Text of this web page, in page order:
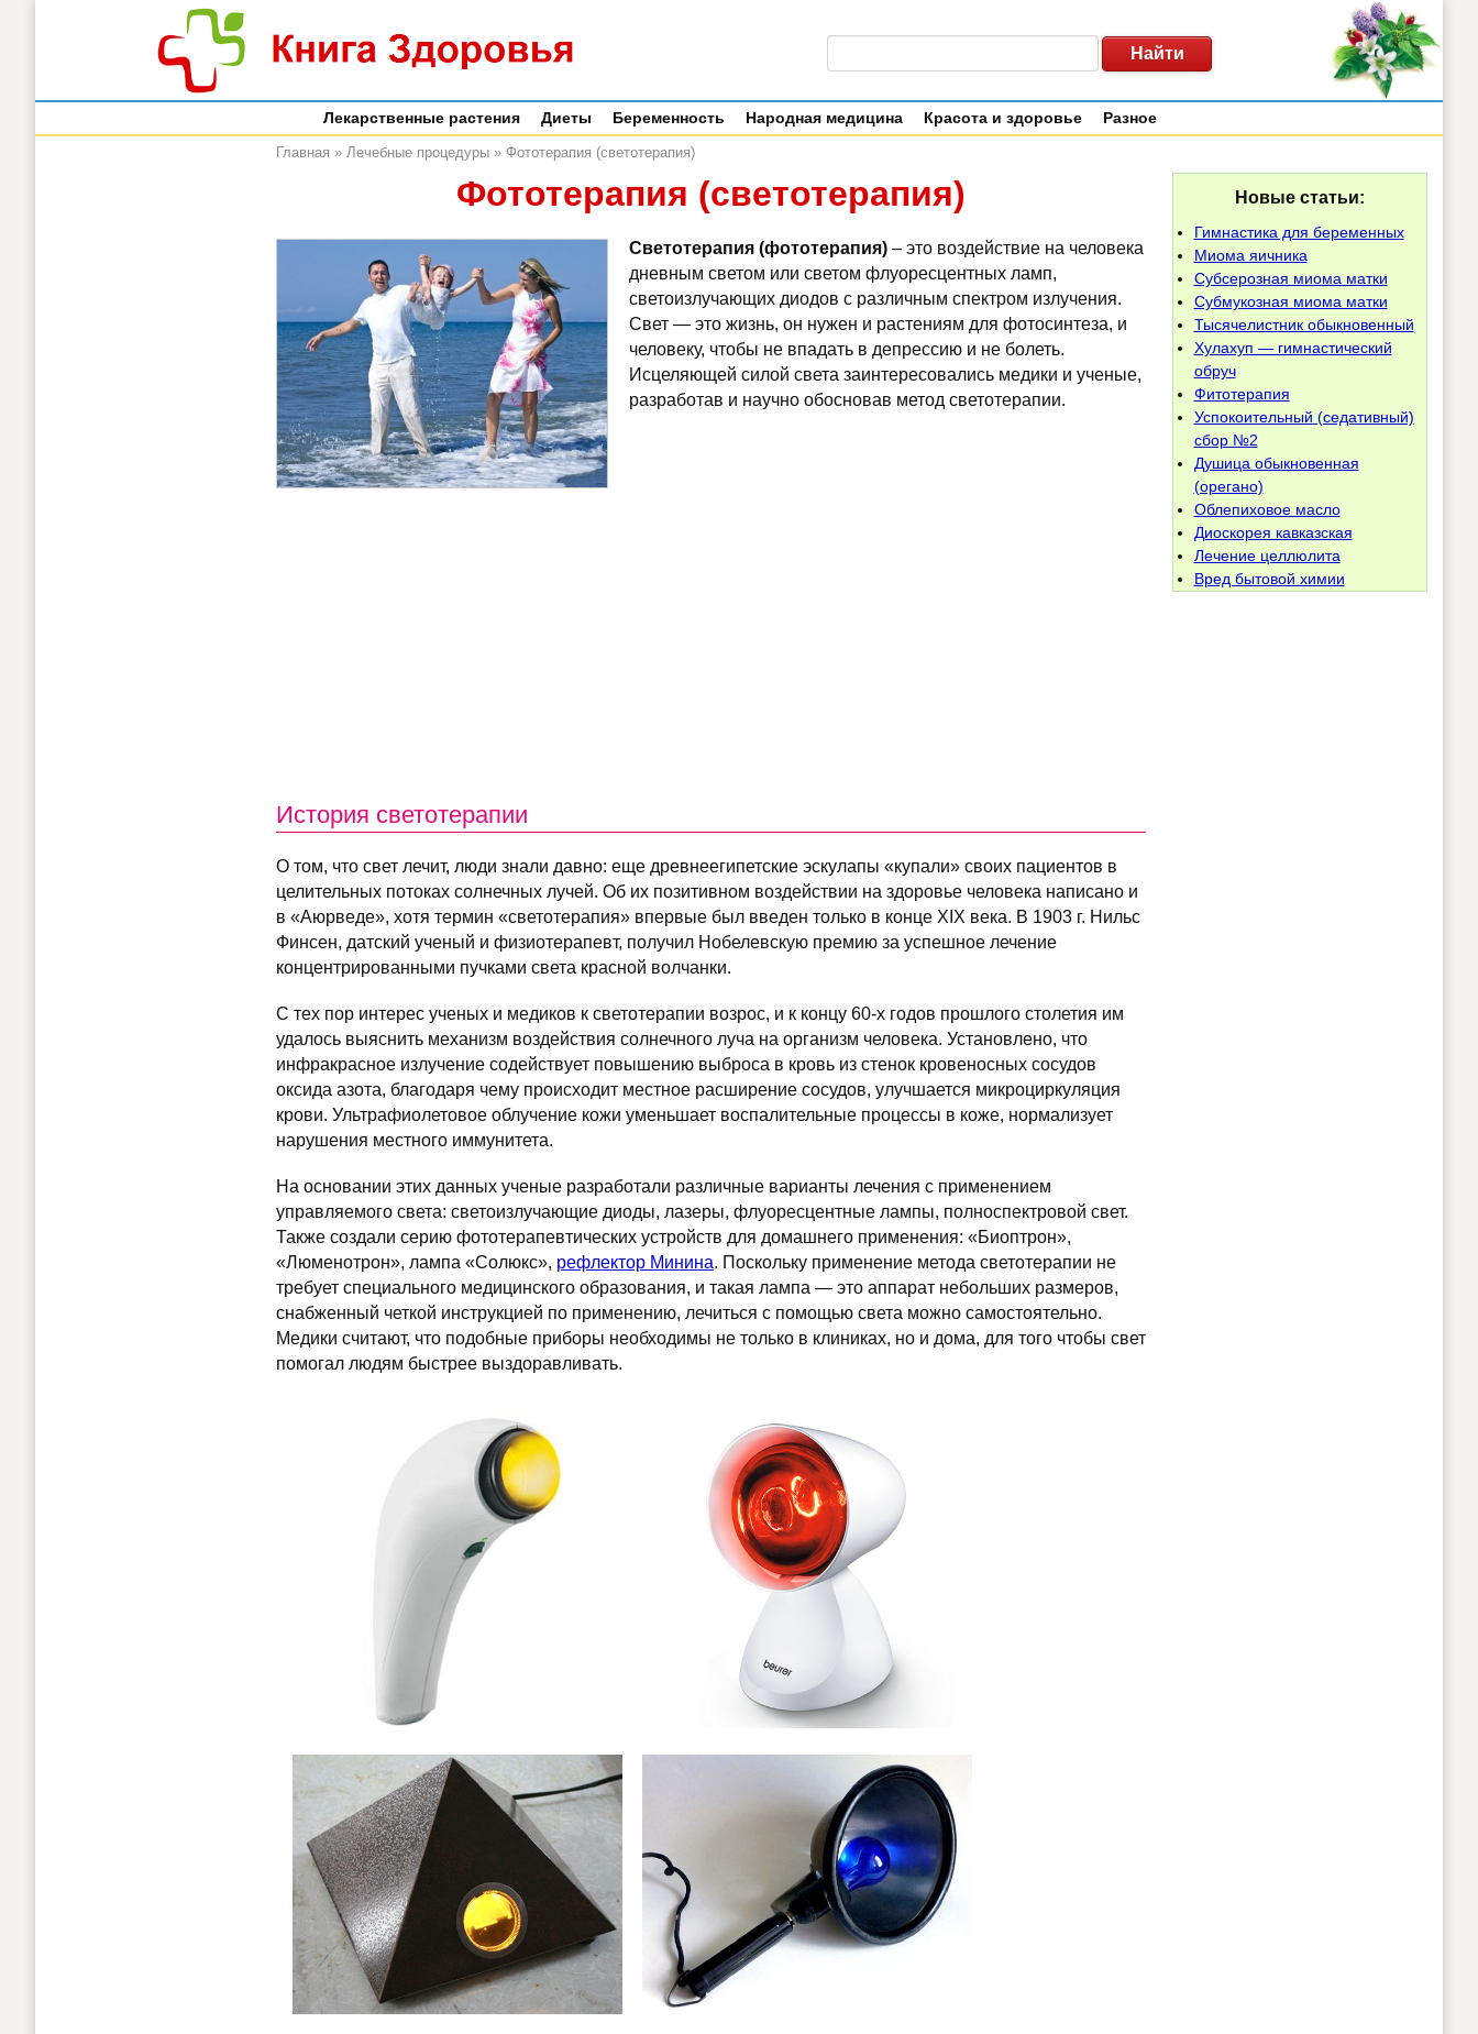
Лекарственные растения Диеты Беременность Народная медицина Красота и здоровье Разное
Главная » Лечебные процедуры » Фототерапия (светотерапия)
Фототерапия (светотерапия)
Светотерапия (фототерапия) – это воздействие на человека
дневным светом или светом флуоресцентных ламп,
светоизлучающих диодов с различным спектром излучения.
Свет — это жизнь, он нужен и растениям для фотосинтеза, и
человеку, чтобы не впадать в депрессию и не болеть.
Исцеляющей силой света заинтересовались медики и ученые,
разработав и научно обосновав метод светотерапии.
История светотерапии
О том, что свет лечит, люди знали давно: еще древнеегипетские эскулапы «купали» своих пациентов в
целительных потоках солнечных лучей. Об их позитивном воздействии на здоровье человека написано и
в «Аюрведе», хотя термин «светотерапия» впервые был введен только в конце XIX века. В 1903 г. Нильс
Финсен, датский ученый и физиотерапевт, получил Нобелевскую премию за успешное лечение
концентрированными пучками света красной волчанки.
С тех пор интерес ученых и медиков к светотерапии возрос, и к концу 60-х годов прошлого столетия им
удалось выяснить механизм воздействия солнечного луча на организм человека. Установлено, что
инфракрасное излучение содействует повышению выброса в кровь из стенок кровеносных сосудов
оксида азота, благодаря чему происходит местное расширение сосудов, улучшается микроциркуляция
крови. Ультрафиолетовое облучение кожи уменьшает воспалительные процессы в коже, нормализует
нарушения местного иммунитета.
На основании этих данных ученые разработали различные варианты лечения с применением
управляемого света: светоизлучающие диоды, лазеры, флуоресцентные лампы, полноспектровой свет.
Также создали серию фототерапевтических устройств для домашнего применения: «Биоптрон»,
«Люменотрон», лампа «Солюкс», рефлектор Минина. Поскольку применение метода светотерапии не
требует специального медицинского образования, и такая лампа — это аппарат небольших размеров,
снабженный четкой инструкцией по применению, лечиться с помощью света можно самостоятельно.
Медики считают, что подобные приборы необходимы не только в клиниках, но и дома, для того чтобы свет
помогал людям быстрее выздоравливать.
Новые статьи:
Гимнастика для беременных
Миома яичника
Субсерозная миома матки
Субмукозная миома матки
Тысячелистник обыкновенный
Хулахуп — гимнастический
обруч
Фитотерапия
Успокоительный (седативный)
сбор №2
Душица обыкновенная
(орегано)
Облепиховое масло
Диоскорея кавказская
Лечение целлюлита
Вред бытовой химии